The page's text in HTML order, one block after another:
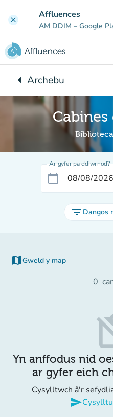
clear Affluences
AM DDIM – Google
arrow_leftYn ôl i:
Archebu
Ar gyfer pa ddiwrnod?
calendar_today
filter_list Dangos
map Gweld y map
(tab newydd)
0
Yn anffodus nid
ar gyfer eich
Cysylltwch â'r
send